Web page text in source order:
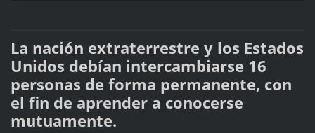
La nación extraterrestre y los Estados
Unidos debían intercambiarse 16
personas de forma permanente, con
el fin de aprender a conocerse
mutuamente.